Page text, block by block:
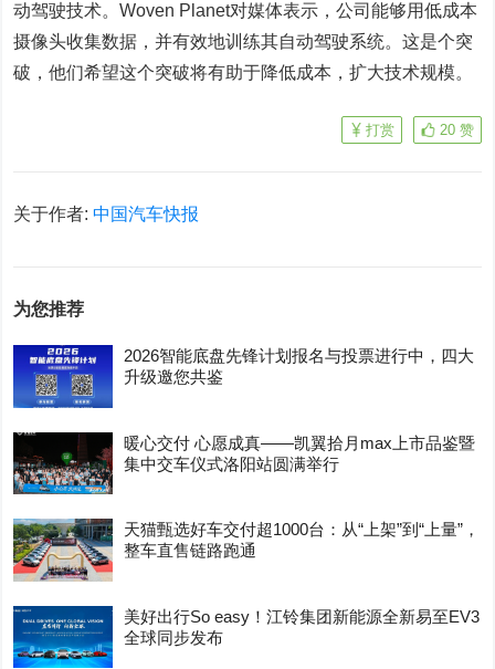
动驾驶技术。Woven Planet对媒体表示，公司能够用低成本
摄像头收集数据，并有效地训练其自动驾驶系统。这是个突
破，他们希望这个突破将有助于降低成本，扩大技术规模。
20 赞
打赏
关于作者:中国汽车快报
为您推荐
2026智能底盘先锋计划报名与投票进行中，四大
升级邀您共鉴
暖心交付 心愿成真——凯翼拾月max上市品鉴暨
集中交车仪式洛阳站圆满举行
天猫甄选好车交付超1000台：从“上架”到“上量”，
整车直售链路跑通
美好出行So easy！江铃集团新能源全新易至EV3
全球同步发布